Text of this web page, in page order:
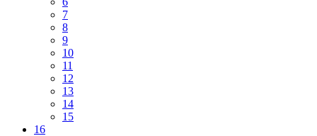
7
8
9
10
11
12
13
14
15
16